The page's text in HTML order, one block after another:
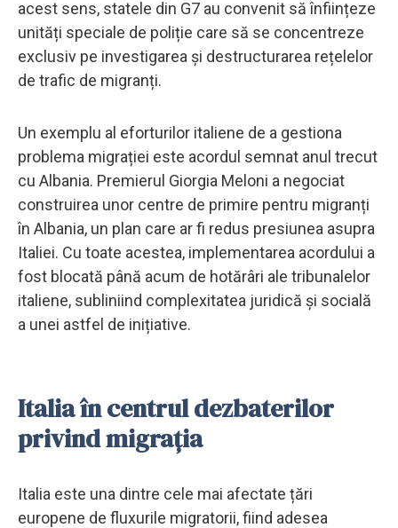
acest sens, statele din G7 au convenit să înființeze
unități speciale de poliție care să se concentreze
exclusiv pe investigarea și destructurarea rețelelor
de trafic de migranți.
Un exemplu al eforturilor italiene de a gestiona
problema migrației este acordul semnat anul trecut
cu Albania. Premierul Giorgia Meloni a negociat
construirea unor centre de primire pentru migranți
în Albania, un plan care ar fi redus presiunea asupra
Italiei. Cu toate acestea, implementarea acordului a
fost blocată până acum de hotărâri ale tribunalelor
italiene, subliniind complexitatea juridică și socială
a unei astfel de inițiative.
Italia în centrul dezbaterilor
privind migrația
Italia este una dintre cele mai afectate țări
europene de fluxurile migratorii, fiind adesea